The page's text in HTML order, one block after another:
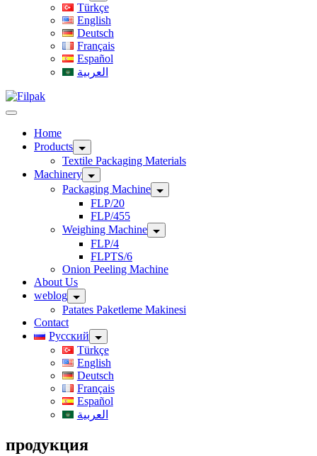
Türkçe
English
Deutsch
Français
Español
العربية
Home
Products
Textile Packaging Materials
Machinery
Packaging Machine
FLP/20
FLP/455
Weighing Machine
FLP/4
FLPTS/6
Onion Peeling Machine
About Us
weblog
Patates Paketleme Makinesi
Contact
Русский
Türkçe
English
Deutsch
Français
Español
العربية
продукция